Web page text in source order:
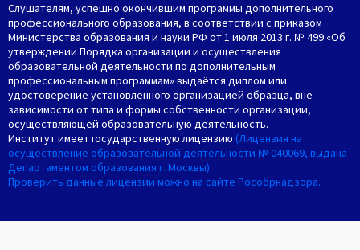
Слушателям, успешно окончившим программы дополнительного
профессионального образования, в соответствии с приказом
Министерства образования и науки РФ от 1 июля 2013 г. № 499 «Об
утверждении Порядка организации и осуществления
образовательной деятельности по дополнительным
профессиональным программам» выдаётся диплом или
удостоверение установленного организацией образца, вне
зависимости от типа и формы собственности организации,
осуществляющей образовательную деятельность.
Институт имеет государственную лицензию (Лицензия на
осуществление образовательной деятельности № 040069, выдана
Департаментом образования г. Москвы)
Проверить данные лицензии можно на сайте Рособрнадзора.